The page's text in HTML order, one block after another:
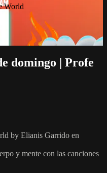
World
domingo | Profe
by Elianis Garrido en
y mente con las canciones